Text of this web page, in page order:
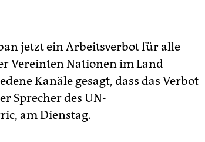
jetzt ein Arbeitsverbot für alle
Vereinten Nationen im Land
Kanäle gesagt, dass das Verbot
Sprecher des UN-
am Dienstag.